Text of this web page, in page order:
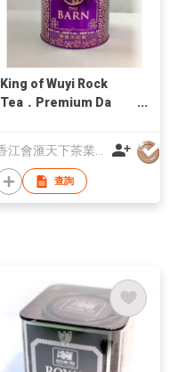
King of Wuyi Rock
Tea．Premium Da
查詢